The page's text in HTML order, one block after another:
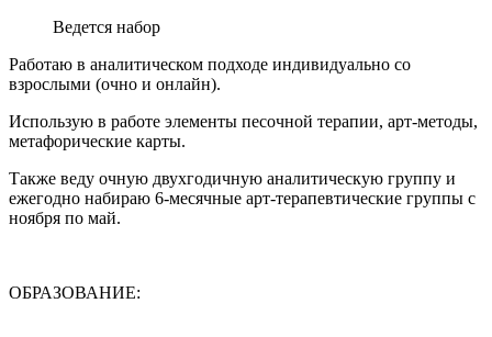
Ведется набор
Работаю в аналитическом подходе индивидуально со
взрослыми (очно и онлайн).
Использую в работе элементы песочной терапии, арт-методы,
метафорические карты.
Также веду очную двухгодичную аналитическую группу и
ежегодно набираю 6-месячные арт-терапевтические группы с
ноября по май.
ОБРАЗОВАНИЕ: